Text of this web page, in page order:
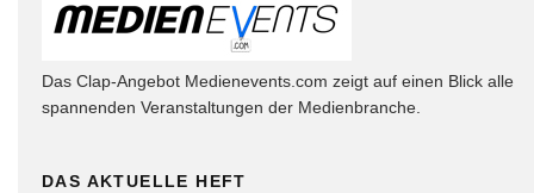
Das Clap-Angebot Medienevents.com zeigt auf einen Blick alle
spannenden Veranstaltungen der Medienbranche.
DAS AKTUELLE HEFT